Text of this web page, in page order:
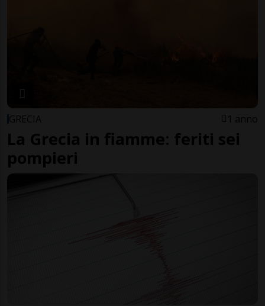
GRECIA 1 anno
La Grecia in fiamme: feriti sei
pompieri